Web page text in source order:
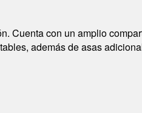
Cuenta con un amplio
además de asas